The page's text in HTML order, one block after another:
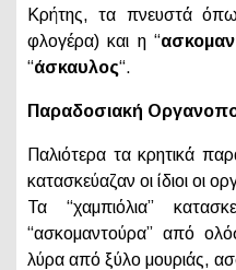
Κρήτης, τα πνευστά
φλογέρα) και η “
“άσκαυλος“.
Παραδοσιακή
Παλιότερα τα κρητικά
κατασκεύαζαν οι ίδιοι οι
Τα “χαμπιόλια”
“ασκομαντούρα” από
λύρα από ξύλο μουριάς,